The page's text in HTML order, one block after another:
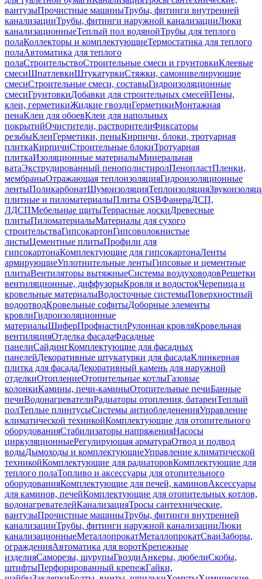
вантузыПрочистные машиныТрубы, фитинги внутренней
канализацииТрубы, фитинги наружной канализацииЛюки
канализационныеТеплый пол водянойТрубы для теплого
полаКоллекторы и комплектующиеТермостатика для теплого
полаАвтоматика для теплого
полаСтроительствоСтроительные смеси и грунтовкиКлеевые
смесиШпатлевкиШтукатуркиСтяжки, самонивелирующие
смесиСтроительные смеси, составыГидроизоляционные
смесиГрунтовкиДобавки для строительных смесейПены,
клеи, герметикиЖидкие гвоздиГерметикиМонтажная
пенаКлеи для обоевКлеи для напольных
покрытийОчистители, растворителиФиксаторы
резьбыКлеиГерметики, пеныКирпичи, блоки, тротуарная
плиткаКирпичиСтроительные блокиТротуарная
плиткаИзоляционные материалыМинеральная
ватаЭкструдированный пенополистиролПенопластПленки,
мембраныОтражающая теплоизоляцияГидроизоляционные
лентыПоликарбонатШумоизоляцияТеплоизоляция
плитные и пиломатериалыПлиты OSBФанераДСП,
ЛДСПМебельные щитыТеррасные доскиДревесные
плитыПиломатериалыМатериалы для сухого
строительстваГипсокартонГипсоволокнистые
листыЦементные плитыПрофили для
гипсокартонаКомплектующие для гипсокартонаЛенты
армирующиеУплотнительные лентыГипсовые и цементные
плитыВентиляторы вытяжныеСистемы воздуховодовРешетки
вентиляционные, диффузорыКровля и водостокЧерепица и
кровельные материалыВодосточные системыПоверхностный
водоотводКровельные софитыДоборные элементы
кровлиГидроизоляционные
материалыШиферПрофнастилРулонная кровляКровельная
вентиляцияОтделка фасадаФасадные
панелиСайдингКомплектующие для фасадных
панелейДекоративные штукатурки для фасадаКлинкерная
плитка для фасадаДекоративный камень для наружной
отделкиОтоплениеОтопительные котлыГазовые
колонкиКамины, печи-каминыОтопительные печиБанные
печиВодонагревателиРадиаторы отопления, батареиТеплый
полТеплые плинтусыСистемы антиобледененияУправление
климатической техникойКомплектующие для отопительного
оборудованияСтабилизаторы напряженияНасосы
циркуляционныеРегулирующая арматураОтвод и подвод
водыДымоходы и комплектующиеУправление климатической
техникойКомплектующие для радиаторовКомплектующие для
теплого полаТопливо и аксессуары для отопительного
оборудованияКомплектующие для печей, каминовАксессуары
для каминов, печейКомплектующие для отопительных котлов,
водонагревателейКанализацияТросы сантехнические,
вантузыПрочистные машиныТрубы, фитинги внутренней
канализацииТрубы, фитинги наружной канализацииЛюки
канализационныеМеталлопрокатМеталлопрокатСваиЗаборы,
огражденияАвтоматика для воротКрепежные
изделияСаморезы, шурупыГвоздиАнкеры, дюбелиСкобы,
штифтыПерфорированный крепежГайки,